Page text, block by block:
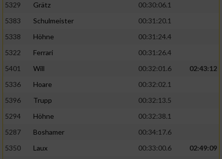
5329
Grätz
00:30:06.1
5383
Schulmeister
00:31:20.1
5338
Höhne
00:31:24.4
5322
Ferrari
00:31:26.4
5401
Will 00:32:01.6
02:43:12
5336
Hoare
00:32:02.1
5396
Trupp
00:32:13.5
5294
Höhne
00:32:38.1
5287
Boshamer
00:34:17.6
5350
Laux 00:33:00.6
02:49:09